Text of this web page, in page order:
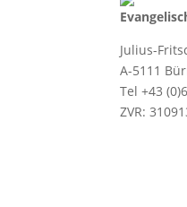
Julius-
A-5111
Tel +43
ZVR: